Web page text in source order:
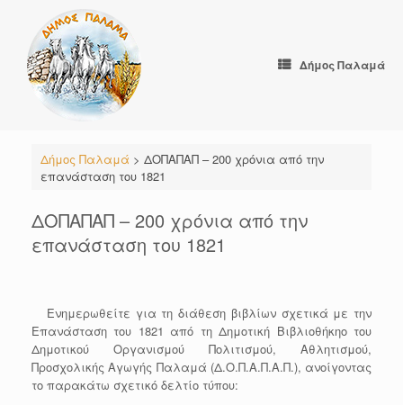
content
Δήμος Παλαμά
Δήμος Παλαμά > ΔΟΠΑΠΑΠ – 200 χρόνια από την
επανάσταση του 1821
ΔΟΠΑΠΑΠ – 200 χρόνια από την
επανάσταση του 1821
Ενημερωθείτε για τη διάθεση βιβλίων σχετικά με την
Επανάσταση του 1821 από τη Δημοτική Βιβλιοθήκηο του
Δημοτικού Οργανισμού Πολιτισμού, Αθλητισμού,
Προσχολικής Αγωγής Παλαμά (Δ.Ο.Π.Α.Π.Α.Π.), ανοίγοντας
το παρακάτω σχετικό δελτίο τύπου: